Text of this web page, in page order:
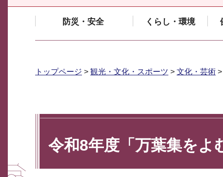
防災・安全 くらし・環境
トップページ > 観光・文化・スポーツ > 文化・芸術 >
令和8年度「万葉集をよ